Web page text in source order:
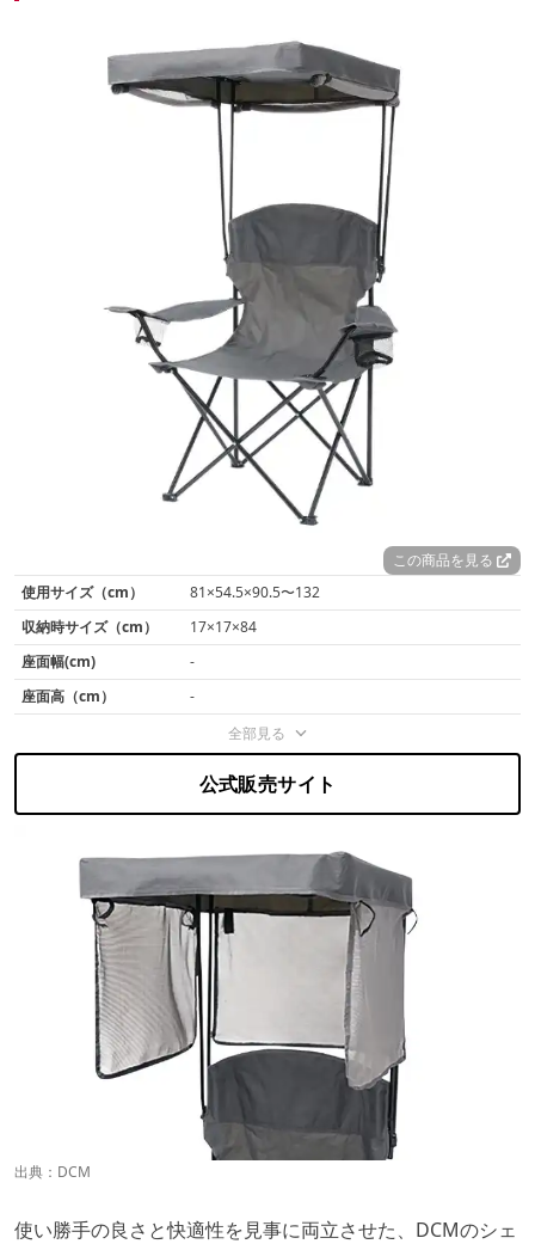
この商品を見る
使用サイズ（cm）
81×54.5×90.5〜132
収納時サイズ（cm）
17×17×84
座面幅(cm)
-
座面高（cm）
-
全部見る
公式販売サイト
出典： DCM
使い勝手の良さと快適性を見事に両立させた、DCMのシェ